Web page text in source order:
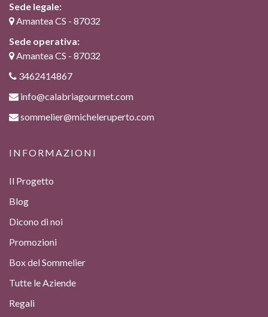
Sede legale:
Amantea CS - 87032
Sede operativa:
Amantea CS - 87032
3462414867
info@calabriagourmet.com
sommelier@micheleruperto.com
INFORMAZIONI
Il Progetto
Blog
Dicono di noi
Promozioni
Box del Sommelier
Tutte le Aziende
Regali